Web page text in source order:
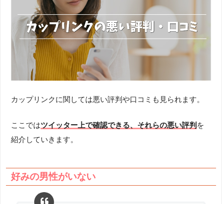
カップリンクに関しては悪い評判や口コミも見られます。
ここではツイッター上で確認できる、それらの悪い評判 を
紹介していきます。
好みの男性がいない